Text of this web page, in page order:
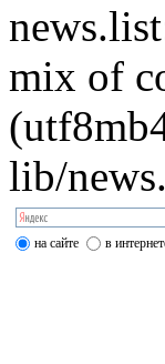
mix of
lib/
на сайте в